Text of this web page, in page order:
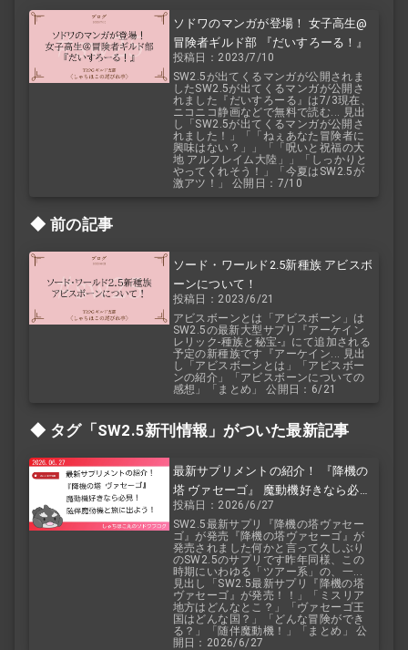
ソドワのマンガが登場！ 女子高生@
冒険者ギルド部 『だいすろーる！』
投稿日：2023/7/10
SW2.5が出てくるマンガが公開されま
したSW2.5が出てくるマンガが公開さ
れました『だいすろーる』は7/3現在、
ニコニコ静画などで無料で読む... 見出
し「SW2.5が出てくるマンガが公開さ
れました！」「「ねぇあなた冒険者に
興味はない？」」「「呪いと祝福の大
地 アルフレイム大陸」」「しっかりと
やってくれそう！」「今夏はSW2.5が
激アツ！」 公開日：7/10
前の記事
ソード・ワールド2.5新種族 アビスボ
ーンについて！
投稿日：2023/6/21
アビスボーンとは「アビスボーン」は
SW2.5の最新大型サプリ『アーケイン
レリック-種族と秘宝-』にて追加される
予定の新種族です『アーケイン... 見出
し「アビスボーンとは」「アビスボー
ンの紹介」「アビスボーンについての
感想」「まとめ」 公開日：6/21
タグ「SW2.5新刊情報」がついた最新記事
最新サプリメントの紹介！ 『降機の
塔 ヴァセーゴ』 魔動機好きなら必
見！ 随伴魔動機と旅に出よう！
投稿日：2026/6/27
SW2.5最新サプリ『降機の塔ヴァセー
ゴ』が発売『降機の塔ヴァセーゴ』が
発売されました何かと言って久しぶり
のSW2.5のサプリです昨年同様、この
時期にいわゆる「ツアー系」の、一...
見出し「SW2.5最新サプリ『降機の塔
ヴァセーゴ』が発売！！」「ミスリア
地方はどんなとこ？」「ヴァセーゴ王
国はどんな国？」「どんな冒険ができ
る？」「随伴魔動機！」「まとめ」 公
開日：2026/6/27